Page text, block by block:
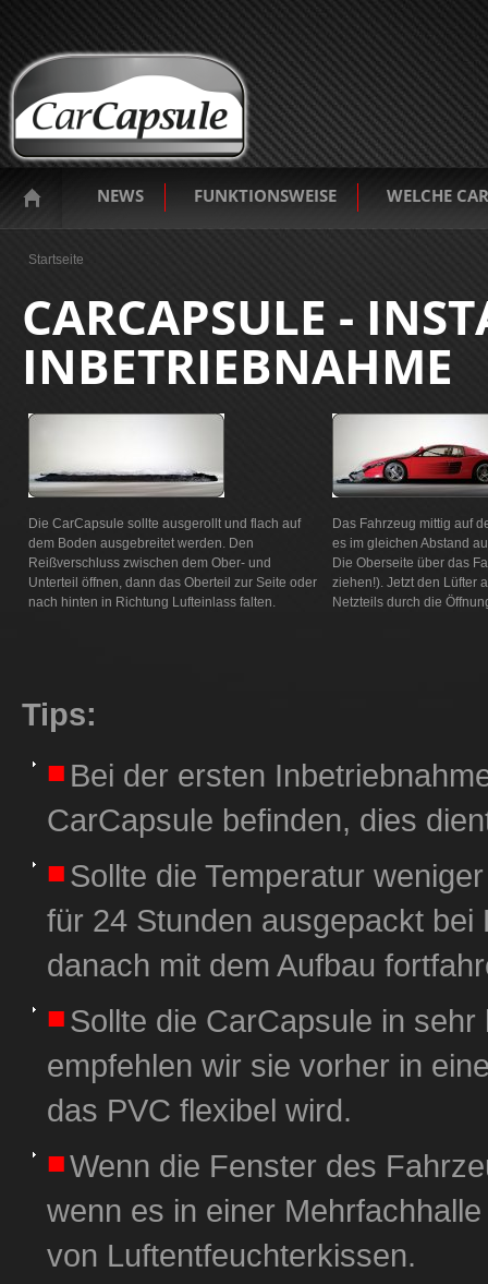
NEWS FUNKTIONSWEISE WELCHE
Sie sind hier
Startseite
CARCAPSULE -
INBETRIEBNAHME
Die CarCapsule sollte ausgerollt und flach auf
dem Boden ausgebreitet werden. Den
Reißverschluss zwischen dem Ober- und
Unterteil öffnen, dann das Oberteil zur Seite oder
nach hinten in Richtung Lufteinlass falten.
Das Fahrzeug mittig auf
es im gleichen Abstand
Die Oberseite über das
ziehen!). Jetzt den Lüfter
Netzteils durch die
Tips:
Bei der ersten
CarCapsule befinden, dies
Sollte die Temperatur
für 24 Stunden ausgepackt
danach mit dem Aufbau
Sollte die CarCapsule in
empfehlen wir sie vorher in
das PVC flexibel wird.
Wenn die Fenster des
wenn es in einer
von Luftentfeuchterkissen.